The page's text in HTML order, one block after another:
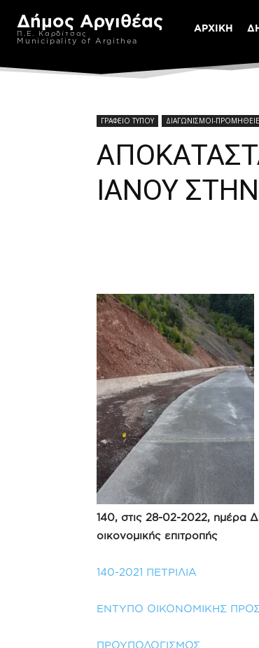
Δήμος Αργιθέας
Π.Ε. Καρδίτσας
Municipality of Argithea
ΑΡΧΙΚΗ
ΓΡΑΦΕΙΟ ΤΥΠΟΥ ΔΙΑΓΩΝΙΣΜΟΙ-
ΙΑΝΟΥ
140, στις 28-02-2022, ημέρα
οικονομικής επιτροπής
140-2021 ΠΕΤΡΙΛΙΑ
ΕΝΤΥΠΟ ΟΙΚΟΝΟΜΙΚΗΣ
ΠΡΟΥΠΟΛΟΓΙΣΜΟΣ